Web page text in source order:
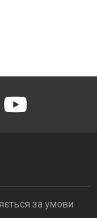
youtube
за умови